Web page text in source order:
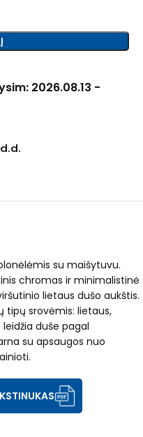
2026.08.13 -
su maišytuvu.
chromas ir minimalistinė
lietaus dušo aukštis.
tipų srovėmis: lietaus,
duše pagal
su apsaugos nuo